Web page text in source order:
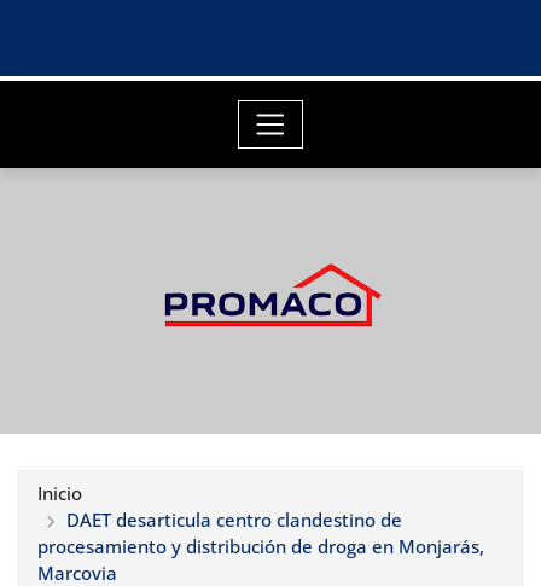
Inicio
DAET desarticula centro clandestino de
procesamiento y distribución de droga en Monjarás,
Marcovia